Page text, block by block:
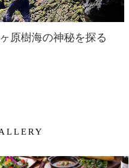
原樹海の神秘を探る